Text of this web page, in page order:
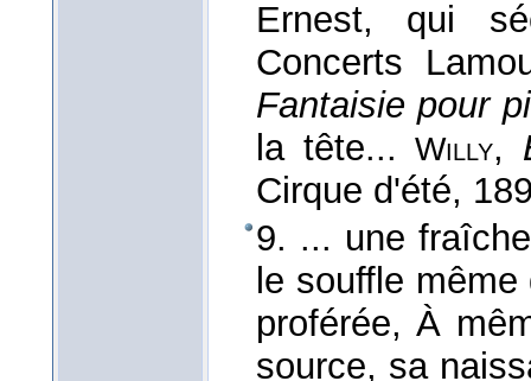
Ernest, qui
Concerts
Fantaisie pour
la tête...Willy,
Cirque d'été,
9. ... une
le souffle
proférée, À
source, sa